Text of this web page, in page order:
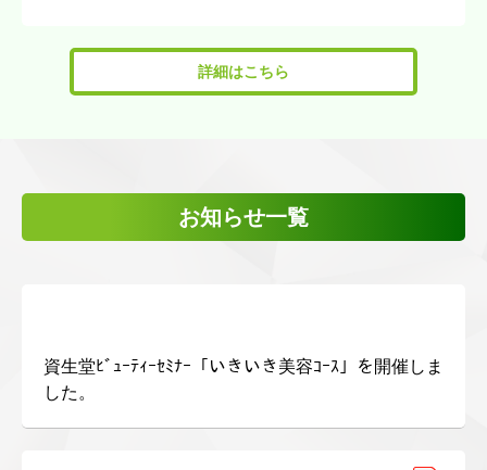
詳細はこちら
お知らせ一覧
資生堂ﾋﾞｭｰﾃｨｰｾﾐﾅｰ「いきいき美容ｺｰｽ」を開催しま
した。